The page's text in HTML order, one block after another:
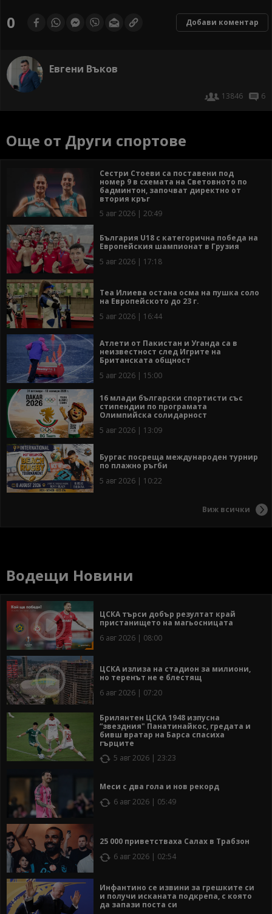
0 Добави коментар
Евгени Въков
13846 6
Още от Други спортове
Сестри Стоеви са поставени под
номер 9 в схемата на Световното по
бадминтон, започват директно от
втория кръг
5 авг 2026 | 20:49
България U18 с категорична победа на
Европейския шампионат в Грузия
5 авг 2026 | 17:18
Теа Илиева остана осма на пушка соло
на Европейското до 23 г.
5 авг 2026 | 16:44
Атлети от Пакистан и Уганда са в
неизвестност след Игрите на
Британската общност
5 авг 2026 | 15:00
16 млади български спортисти със
стипендии по програмата
Олимпийска солидарност
5 авг 2026 | 13:09
Бургас посреща международен турнир
по плажно ръгби
5 авг 2026 | 10:22
Виж всички
Водещи Новини
ЦСКА търси добър резултат край
пристанището на магьосницата
6 авг 2026 | 08:00
ЦСКА излиза на стадион за милиони,
но теренът не е блестящ
6 авг 2026 | 07:20
Брилянтен ЦСКА 1948 изпусна
“звездния" Панатинайкос, гредата и
бивш вратар на Барса спасиха
гърците
5 авг 2026 | 23:23
Меси с два гола и нов рекорд
6 авг 2026 | 05:49
25 000 приветстваха Салах в Трабзон
6 авг 2026 | 02:54
Инфантино се извини за грешките си
и получи исканата подкрепа, с която
да запази поста си